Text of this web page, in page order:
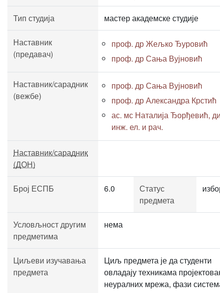
Тип студија мастер академске студије
Наставник
(предавач)
проф. др Жељко Ђуровић
проф. др Сања Вујновић
Наставник/сарадник
(вежбе)
проф. др Сања Вујновић
проф. др Александра Крстић
ас. мс Наталија Ђорђевић,
инж. ел. и рач.
Наставник/сарадник
(ДОН)
Број ЕСПБ 6.0
Статус
предмета
Условљност другим
предметима
нема
Циљеви изучавања
предмета
Циљ предмета је да студенти
овладају техникама
неуралних мрежа, фази